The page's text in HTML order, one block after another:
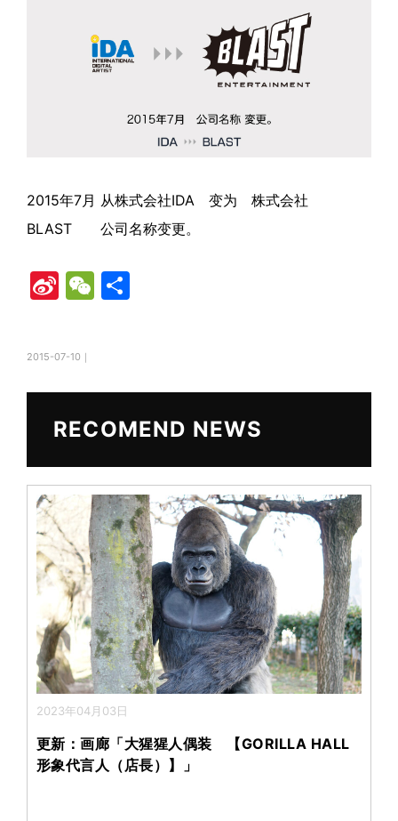
2015年7月 从株式会社IDA 变为 株式会社
BLAST 公司名称变更。
Si
W
ei
b
W
at
2015-07-10｜
RECOMEND NEWS
2023年04月03日
更新：画廊「大猩猩人偶装 【GORILLA HALL
形象代言人（店長）】」